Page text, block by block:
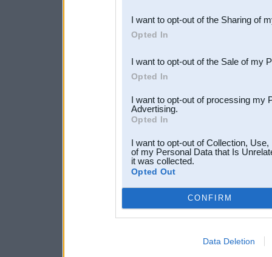
Downstream Participants
third parties.
I want to opt-out of the Sharing of
Opted In
I want to opt-out of the Sale of my
Opted In
I want to opt-out of processing my
Advertising.
Opted In
I want to opt-out of Collection,
of my Personal Data that Is
it was collected.
Opted Out
CONFIRM
Data Deletion